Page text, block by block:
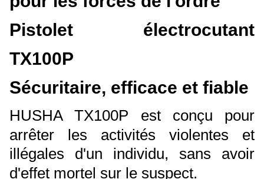
Pistolet électrocutant
TX100P
Sécuritaire, efficace et fiable
HUSHA TX100P est conçu pour
arrêter les activités violentes et
illégales d'un individu, sans avoir
d'effet mortel sur le suspect.